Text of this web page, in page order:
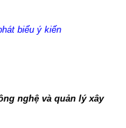
biểu ý kiến
nghệ và quản lý xây